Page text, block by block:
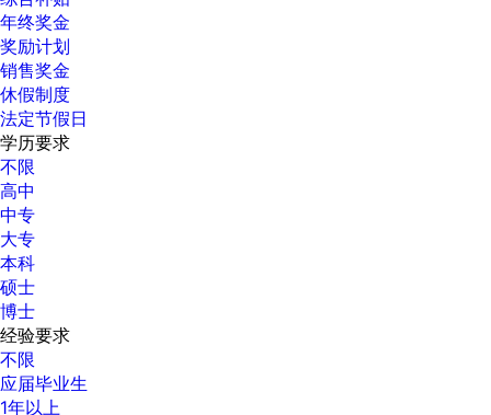
年终奖金
奖励计划
销售奖金
休假制度
法定节假日
学历要求
不限
高中
中专
大专
本科
硕士
博士
经验要求
不限
应届毕业生
1年以上